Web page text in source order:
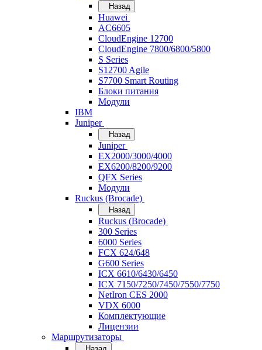
Назад
Huawei
AC6605
CloudEngine 12700
CloudEngine 7800/6800/5800
S Series
S12700 Agile
S7700 Smart Routing
Блоки питания
Модули
IBM
Juniper
Назад
Juniper
EX2000/3000/4000
EX6200/8200/9200
QFX Series
Модули
Ruckus (Brocade)
Назад
Ruckus (Brocade)
300 Series
6000 Series
FCX 624/648
G600 Series
ICX 6610/6430/6450
ICX 7150/7250/7450/7550/7750
NetIron CES 2000
VDX 6000
Комплектующие
Лицензии
Маршрутизаторы